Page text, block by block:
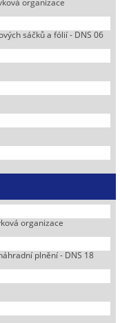
sáčků a fólií - DNS 06
organizace
plnění - DNS 18